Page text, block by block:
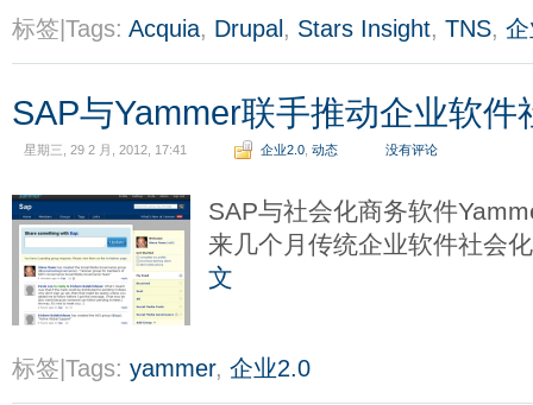
标签|Tags: Acquia, Drupal , Stars Insight, TNS,
SAP与Yammer联手推动企业软件
星期三, 29 2 月, 2012, 17:41 企业2.0 动态 没有评论
SAP与社会化商务软件
来几个月传统企业软件社会
文
标签|Tags: yammer, 企业2.0